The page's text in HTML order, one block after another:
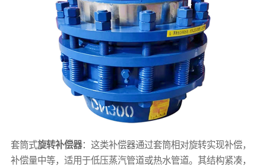
套筒式旋转补偿器：这类补偿器通过套筒相对旋转实现补偿，
补偿量中等，适用于低压蒸汽管道或热水管道。其结构紧凑，